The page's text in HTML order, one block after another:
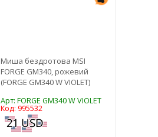
Миша бездротова MSI
FORGE GM340, рожевий
(FORGE GM340 W VIOLET)
Арт: FORGE GM340 W VIOLET
Код: 995532